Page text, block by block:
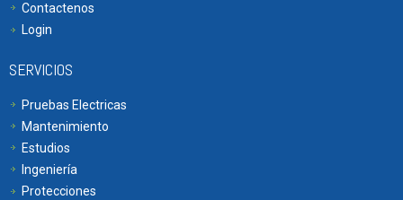
Contactenos
Login
SERVICIOS
Pruebas Electricas
Mantenimiento
Estudios
Ingeniería
Protecciones